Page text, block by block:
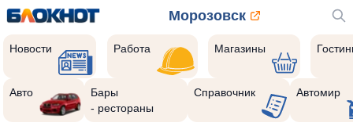
Морозовск
Новости Работа Магазины
Авто
Бары
- рестораны
Справочник Автомир